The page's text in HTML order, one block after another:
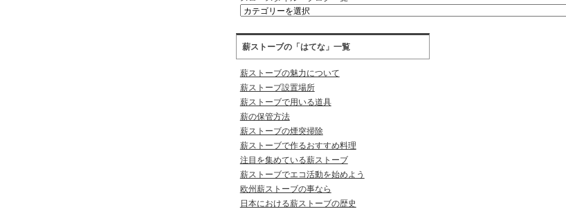
薪ストーブの「はてな」一覧
薪ストーブの魅力について
薪ストーブ設置場所
薪ストーブで用いる道具
薪の保管方法
薪ストーブの煙突掃除
薪ストーブで作るおすすめ料理
注目を集めている薪ストーブ
薪ストーブでエコ活動を始めよう
欧州薪ストーブの事なら
日本における薪ストーブの歴史